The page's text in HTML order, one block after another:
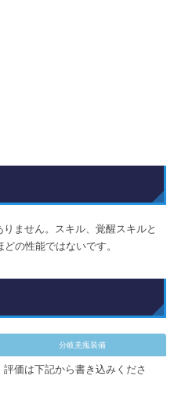
ません。スキル、覚醒スキルと
の性能ではないです。
分岐羌瘣装備
価は下記から書き込みくださ